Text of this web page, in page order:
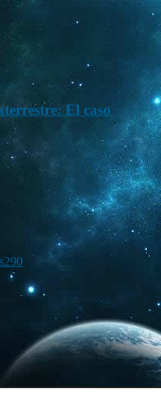
El caso
290